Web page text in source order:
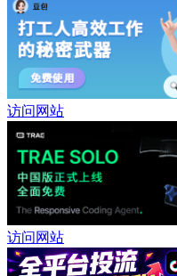
访问网站
访问网站